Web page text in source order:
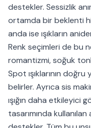
destekler. Sessizlik
ortamda bir beklenti
anda ise ışıkların
Renk seçimleri de bu
romantizmi, soğuk
Spot ışıklarının
belirler. Ayrıca sis
ışığın daha etkileyici
tasarımında